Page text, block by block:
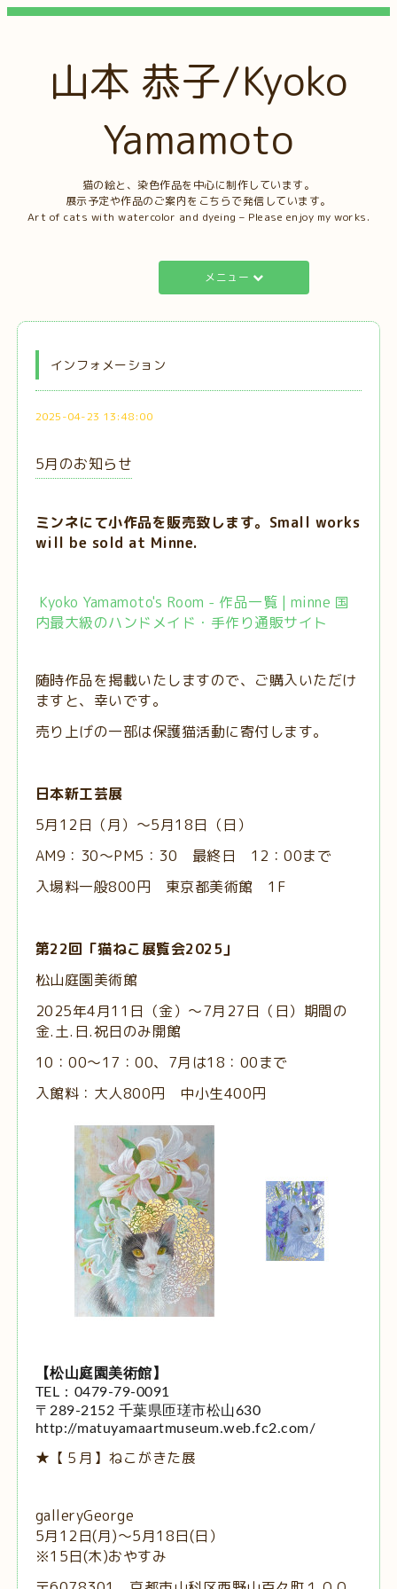
山本 恭子/Kyoko
Yamamoto
猫の絵と、染色作品を中心に制作しています。
展示予定や作品のご案内をこちらで発信しています。
Art of cats with watercolor and dyeing – Please enjoy my works.
メニュー
インフォメーション
2025-04-23 13:48:00
5月のお知らせ
ミンネにて小作品を販売致します。Small works
will be sold at Minne.
Kyoko Yamamoto's Room - 作品一覧 | minne 国
内最大級のハンドメイド・手作り通販サイト
随時作品を掲載いたしますので、ご購入いただけ
ますと、幸いです。
売り上げの一部は保護猫活動に寄付します。
日本新工芸展
5月12日（月）～5月18日（日）
AM9：30～PM5：30 最終日 12：00まで
入場料一般800円 東京都美術館 1F
第22回「猫ねこ展覧会2025」
松山庭園美術館
2025年4月11日（金）～7月27日（日）期間の
金.土.日.祝日のみ開館
10：00～17：00、7月は18：00まで
入館料：大人800円 中小生400円
【松山庭園美術館】
TEL：0479-79-0091
〒289-2152 千葉県匝瑳市松山630
http://matuyamaartmuseum.web.fc2.com/
★【５月】ねこがきた展
galleryGeorge
5月12日(月)〜5月18日(日）
※15日(木)おやすみ